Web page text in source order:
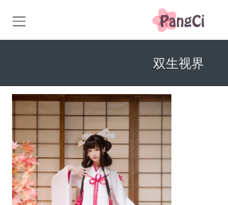

双生视界